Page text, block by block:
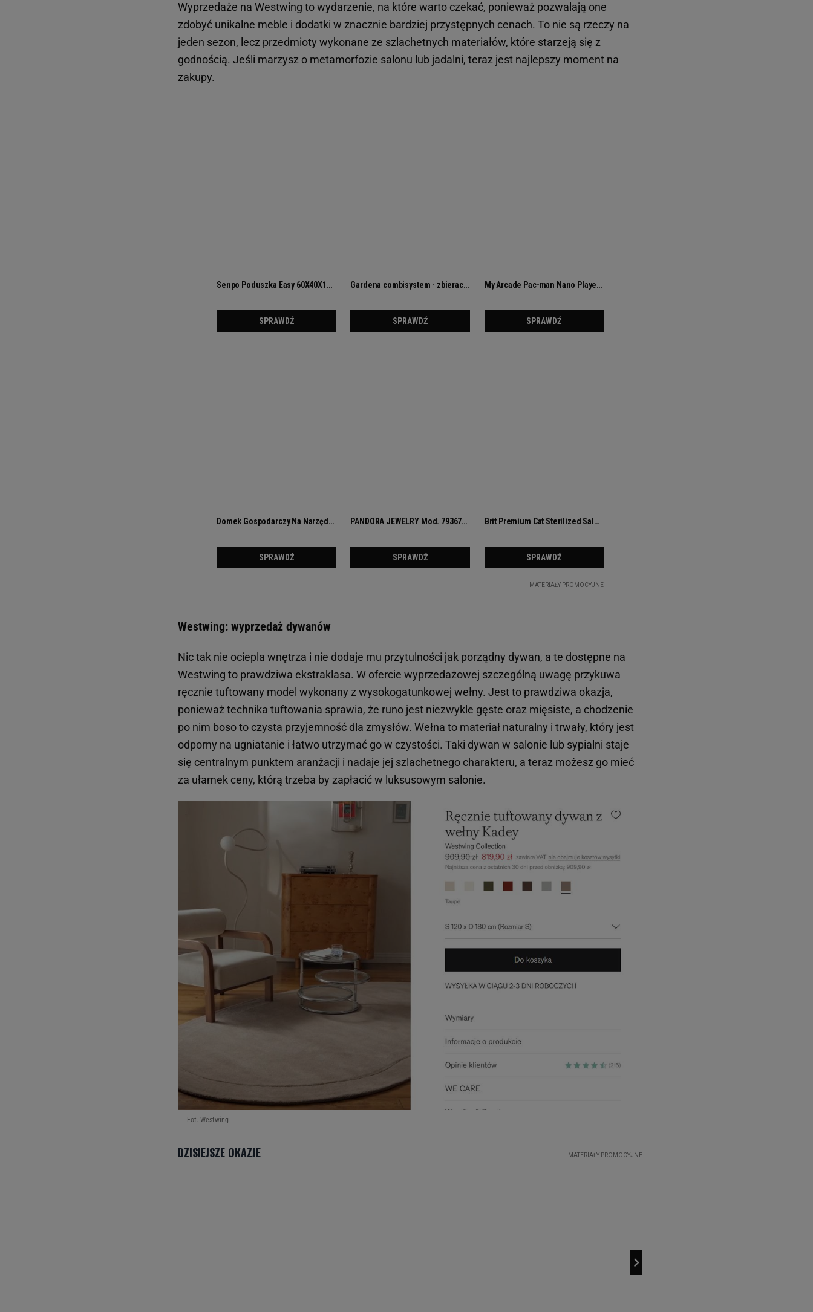
Wyprzedaże na Westwing to wydarzenie, na które warto czekać, ponieważ pozwalają one
zdobyć unikalne meble i dodatki w znacznie bardziej przystępnych cenach. To nie są rzeczy na
jeden sezon, lecz przedmioty wykonane ze szlachetnych materiałów, które starzeją się z
godnością. Jeśli marzysz o metamorfozie salonu lub jadalni, teraz jest najlepszy moment na
zakupy.
Westwing: wyprzedaż dywanów
Nic tak nie ociepla wnętrza i nie dodaje mu przytulności jak porządny dywan, a te dostępne na
Westwing to prawdziwa ekstraklasa. W ofercie wyprzedażowej szczególną uwagę przykuwa
ręcznie tuftowany model wykonany z wysokogatunkowej wełny. Jest to prawdziwa okazja,
ponieważ technika tuftowania sprawia, że runo jest niezwykle gęste oraz mięsiste, a chodzenie
po nim boso to czysta przyjemność dla zmysłów. Wełna to materiał naturalny i trwały, który jest
odporny na ugniatanie i łatwo utrzymać go w czystości. Taki dywan w salonie lub sypialni staje
się centralnym punktem aranżacji i nadaje jej szlachetnego charakteru, a teraz możesz go mieć
za ułamek ceny, którą trzeba by zapłacić w luksusowym salonie.
Fot. Westwing